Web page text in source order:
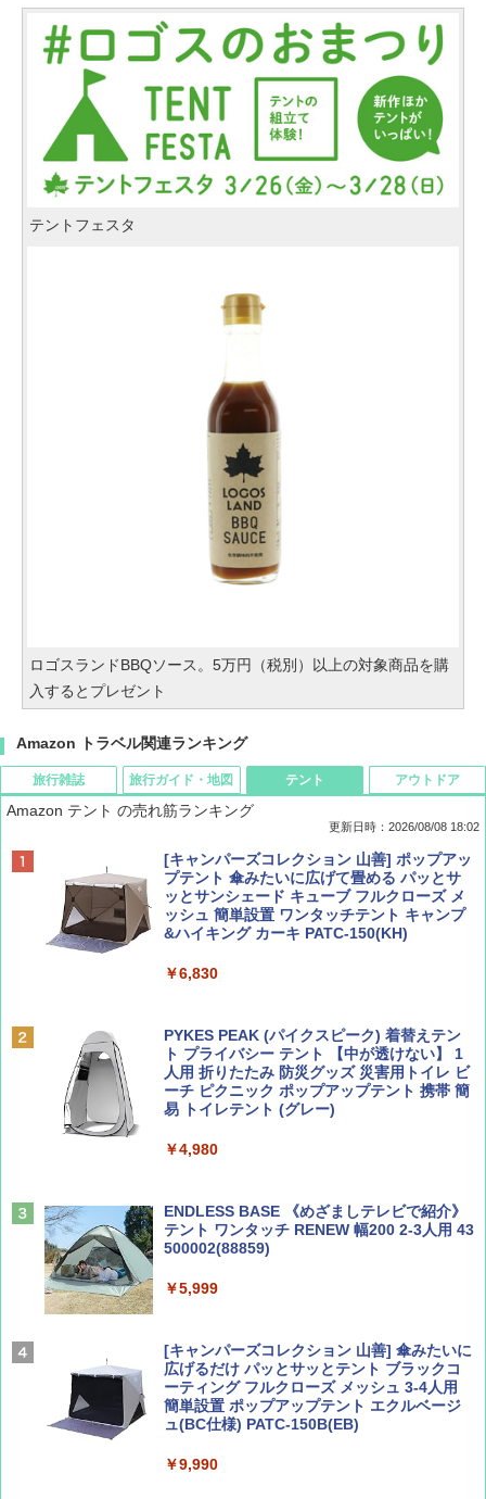
テントフェスタ
ロゴスランドBBQソース。5万円（税別）以上の対象商品を購
入するとプレゼント
Amazon トラベル関連ランキング
旅行雑誌
BE-PAL(ビ-パル) 2026年 9 月号【特別付録:
SOTO ミニマル"旅"財布 ランダム2種】
￥1,500
￥713
AIRLINE（エアライン）2026年9月号【特
集】ボーイング110周年を祝して！
￥1,760
旅行ガイド・地図
D40 地球の歩き方 チェンマイ タイ北部の魅
力的な町 2026～2027 地球の歩き方D アジア
￥2,079
￥2,695
球の歩き方A ヨーロッパ
ァキア 2026～2027 地球の歩き方A ヨーロッ
￥2,277
新しい日本地理 地図・統計・移動から読み
解く (講談社現代新書)
￥1,540
テント
Amazon テント の売れ筋ランキング
更新日時：2026/08/08 18:02
[キャンパーズコレクション 山善] ポップアッ
プテント 傘みたいに広げて畳める パッとサ
ッとサンシェード キューブ フルクローズ メ
ッシュ 簡単設置 ワンタッチテント キャンプ
&ハイキング カーキ PATC-150(KH)
￥6,830
PYKES PEAK (パイクスピーク) 着替えテン
ト プライバシー テント 【中が透けない】 1
人用 折りたたみ 防災グッズ 災害用トイレ ビ
ーチ ピクニック ポップアップテント 携帯 簡
易 トイレテント (グレー)
￥4,980
ENDLESS BASE 《めざましテレビで紹介》
テント ワンタッチ RENEW 幅200 2-3人用 43
500002(88859)
￥5,999
[キャンパーズコレクション 山善] 傘みたいに
広げるだけ パッとサッとテント ブラックコ
ーティング フルクローズ メッシュ 3-4人用
簡単設置 ポップアップテント エクルベージ
ュ(BC仕様) PATC-150B(EB)
￥9,990
アウトドア